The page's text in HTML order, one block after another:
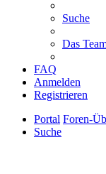
Suche
Das
FAQ
Anmelden
Registrieren
Portal Foren-
Suche